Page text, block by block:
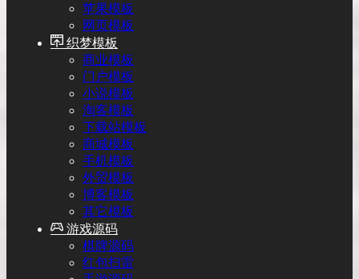
苹果模板
网页模板
织梦模板
商业模板
门户模板
小说模板
淘客模板
下载站模板
商城模板
手机模板
外贸模板
博客模板
其它模板
游戏源码
棋牌源码
红包扫雷